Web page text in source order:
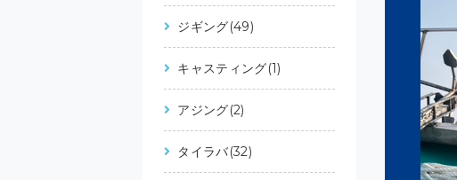
ジギング(49)
キャスティング(1)
アジング(2)
タイラバ(32)